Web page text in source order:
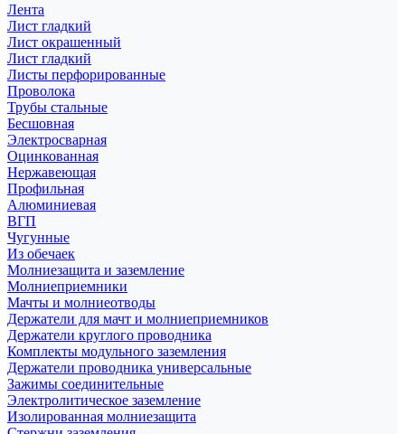
Лента
Лист гладкий
Лист окрашенный
Лист гладкий
Листы перфорированные
Проволока
Трубы стальные
Бесшовная
Электросварная
Оцинкованная
Нержавеющая
Профильная
Алюминиевая
ВГП
Чугунные
Из обечаек
Молниезащита и заземление
Молниеприемники
Мачты и молниеотводы
Держатели для мачт и молниеприемников
Держатели круглого проводника
Комплекты модульного заземления
Держатели проводника универсальные
Зажимы соединительные
Электролитическое заземление
Изолированная молниезащита